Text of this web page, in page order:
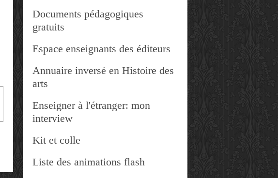
Documents pédagogiques
gratuits
Espace enseignants des éditeurs
Annuaire inversé en Histoire des
arts
Enseigner à l'étranger: mon
interview
Kit et colle
Liste des animations flash